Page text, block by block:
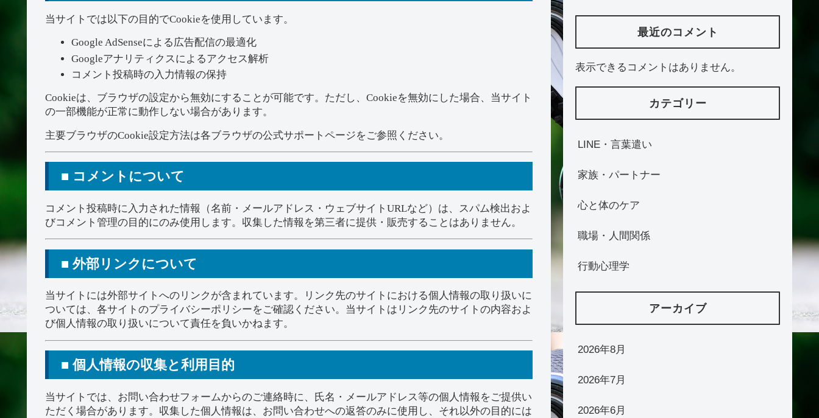
当サイトでは以下の目的でCookieを使用しています。
Google AdSenseによる広告配信の最適化
Googleアナリティクスによるアクセス解析
コメント投稿時の入力情報の保持
Cookieは、ブラウザの設定から無効にすることが可能です。ただし、Cookieを無効にした場合、当サイト
の一部機能が正常に動作しない場合があります。
主要ブラウザのCookie設定方法は各ブラウザの公式サポートページをご参照ください。
■ コメントについて
コメント投稿時に入力された情報（名前・メールアドレス・ウェブサイトURLなど）は、スパム検出およ
びコメント管理の目的にのみ使用します。収集した情報を第三者に提供・販売することはありません。
■ 外部リンクについて
当サイトには外部サイトへのリンクが含まれています。リンク先のサイトにおける個人情報の取り扱いに
ついては、各サイトのプライバシーポリシーをご確認ください。当サイトはリンク先のサイトの内容およ
び個人情報の取り扱いについて責任を負いかねます。
■ 個人情報の収集と利用目的
当サイトでは、お問い合わせフォームからのご連絡時に、氏名・メールアドレス等の個人情報をご提供い
ただく場合があります。収集した個人情報は、お問い合わせへの返答のみに使用し、それ以外の目的には
最近のコメント
表示できるコメントはありません。
カテゴリー
LINE・言葉遣い
家族・パートナー
心と体のケア
職場・人間関係
行動心理学
アーカイブ
2026年8月
2026年7月
2026年6月